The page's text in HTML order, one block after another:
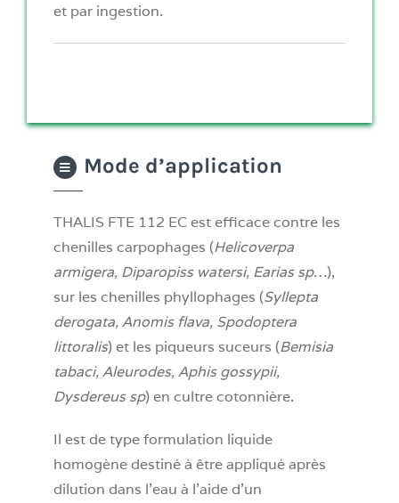
et par ingestion.
Mode d’application
THALIS FTE 112 EC est efficace contre les
chenilles carpophages (Helicoverpa
armigera, Diparopiss watersi, Earias sp…),
sur les chenilles phyllophages (Syllepta
derogata, Anomis flava, Spodoptera
littoralis) et les piqueurs suceurs (Bemisia
tabaci, Aleurodes, Aphis gossypii,
Dysdereus sp) en cultre cotonnière.
Il est de type formulation liquide
homogène destiné à être appliqué après
dilution dans l’eau à l’aide d’un